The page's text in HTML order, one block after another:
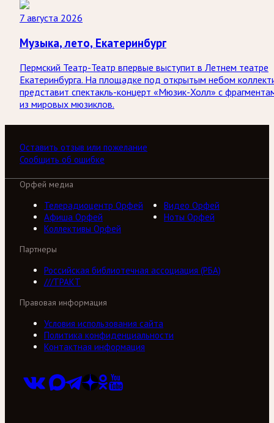
7 августа 2026
Музыка, лето, Екатеринбург
Пермский Театр-Театр впервые выступит в Летнем театре
Екатеринбурга. На площадке под открытым небом
представит спектакль-концерт «Мюзик-Холл» с
из мировых мюзиклов.
Оставить отзыв или пожелание
Сообщить об ошибке
Орфей медиа
Телерадиоцентр Орфей
Видео Орфей
Афиша Орфей
Ноты Орфей
Коллективы Орфей
Партнеры
Российская библиотечная ассоциация (РБА)
///ТРАКТ
Правовая информация
Условия использования сайта
Политика конфиденциальности
Контактная информация